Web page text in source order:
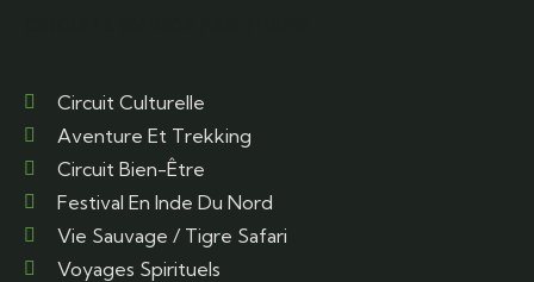
Circuit Culturelle
Aventure Et Trekking
Circuit Bien-Être
Festival En Inde Du Nord
Vie Sauvage / Tigre Safari
Voyages Spirituels